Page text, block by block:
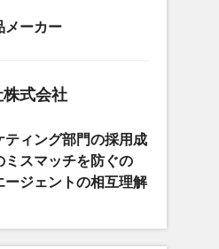
メーカー
式会社
ティング部門の採用成
ミスマッチを防ぐの
ージェントの相互理解